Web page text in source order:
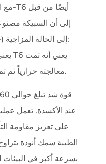
معالجته حرارياً ثم تم تعتيقه بشكل مصطنع. كلاهما ينتج مكونات ذات قوة شد عالية مناسبة لتطبيقات التثبيت الهيكلي.
يوفر الألومنيوم 6005-T5 قوة شد تبلغ حوالي 260 ميجا باسكال
عند الأكسدة. تعمل
على تعزيز مقاومة
بسرعة أكبر في البيئات